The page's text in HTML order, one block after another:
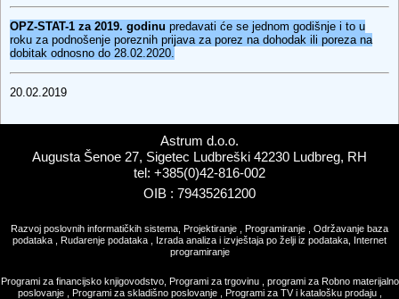
OPZ-STAT-1 za 2019. godinu predavati će se jednom godišnje i to u
roku za podnošenje poreznih prijava za porez na dohodak ili poreza na
dobitak odnosno do 28.02.2020.
20.02.2019
Astrum d.o.o.
Augusta Šenoe 27, Sigetec Ludbreški 42230 Ludbreg, RH
tel: +385(0)42-816-002
OIB : 79435261200
Razvoj poslovnih informatičkih sistema, Projektiranje , Programiranje , Održavanje baza
podataka , Rudarenje podataka , Izrada analiza i izvještaja po želji iz podataka, Internet
programiranje
Programi za financijsko knjigovodstvo, Programi za trgovinu , programi za Robno materijalno
poslovanje , Programi za skladišno poslovanje , Programi za TV i katalošku prodaju ,